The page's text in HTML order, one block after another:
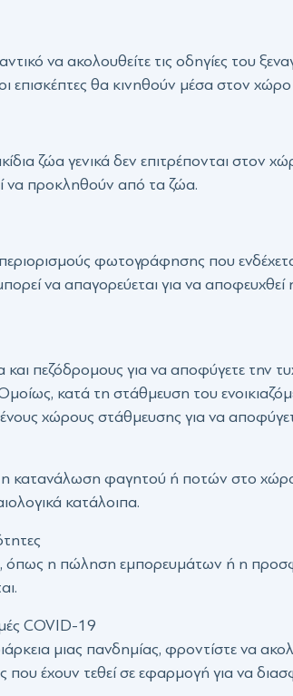
να ακολουθείτε τις οδηγίες του
επισκέπτες θα κινηθούν μέσα στον
ζώα γενικά δεν επιτρέπονται στον
να προκληθούν από τα ζώα.
φωτογράφησης που
να απαγορεύεται για να
και πεζόδρομους για να αποφύγετε την
κατά τη στάθμευση του
χώρους στάθμευσης για να
η κατανάλωση φαγητού ή ποτών στο
κατάλοιπα.
η πώληση εμπορευμάτων ή η
COVID-19
μιας πανδημίας, φροντίστε να
που έχουν τεθεί σε εφαρμογή για να